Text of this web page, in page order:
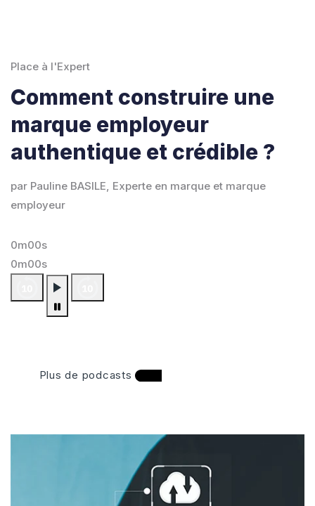
Place à l'Expert
Comment construire une
marque employeur
authentique et crédible ?
par Pauline BASILE, Experte en marque et marque
employeur
0m00s
0m00s
Plus de podcasts